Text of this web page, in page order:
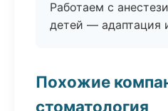
Работаем с
детей — адаптация
Похожие
стоматология